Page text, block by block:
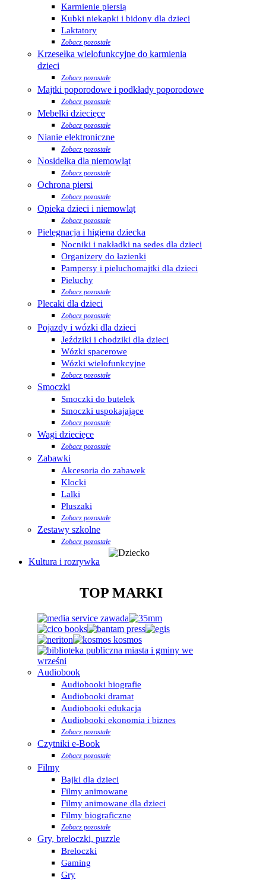
Karmienie piersią
Kubki niekapki i bidony dla dzieci
Laktatory
Zobacz pozostałe
Krzesełka wielofunkcyjne do karmienia
dzieci
Zobacz pozostałe
Majtki poporodowe i podkłady poporodowe
Zobacz pozostałe
Mebelki dziecięce
Zobacz pozostałe
Nianie elektroniczne
Zobacz pozostałe
Nosidełka dla niemowląt
Zobacz pozostałe
Ochrona piersi
Zobacz pozostałe
Opieka dzieci i niemowląt
Zobacz pozostałe
Pielęgnacja i higiena dziecka
Nocniki i nakładki na sedes dla dzieci
Organizery do łazienki
Pampersy i pieluchomajtki dla dzieci
Pieluchy
Zobacz pozostałe
Plecaki dla dzieci
Zobacz pozostałe
Pojazdy i wózki dla dzieci
Jeździki i chodziki dla dzieci
Wózki spacerowe
Wózki wielofunkcyjne
Zobacz pozostałe
Smoczki
Smoczki do butelek
Smoczki uspokajające
Zobacz pozostałe
Wagi dziecięce
Zobacz pozostałe
Zabawki
Akcesoria do zabawek
Klocki
Lalki
Pluszaki
Zobacz pozostałe
Zestawy szkolne
Zobacz pozostałe
Kultura i rozrywka
TOP MARKI
Audiobook
Audiobooki biografie
Audiobooki dramat
Audiobooki edukacja
Audiobooki ekonomia i biznes
Zobacz pozostałe
Czytniki e-Book
Zobacz pozostałe
Filmy
Bajki dla dzieci
Filmy animowane
Filmy animowane dla dzieci
Filmy biograficzne
Zobacz pozostałe
Gry, breloczki, puzzle
Breloczki
Gaming
Gry